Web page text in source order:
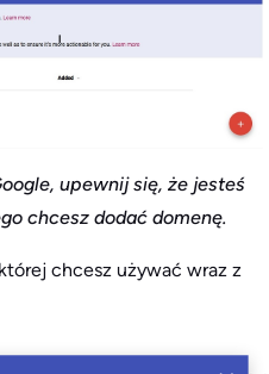
upewnij się, że jesteś
chcesz dodać domenę.
chcesz używać wraz z